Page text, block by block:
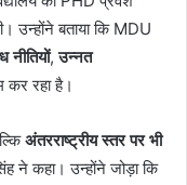
उन्होंने बताया कि MDU
नीतियों,उन्नत
कर रहा है।
अंतरराष्ट्रीय स्तर पर भी
ने कहा। उन्होंने जोड़ा कि